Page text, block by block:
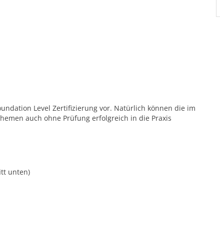
Level Zertifizierung vor. Natürlich können die im
auch ohne Prüfung erfolgreich in die Praxis
unten)